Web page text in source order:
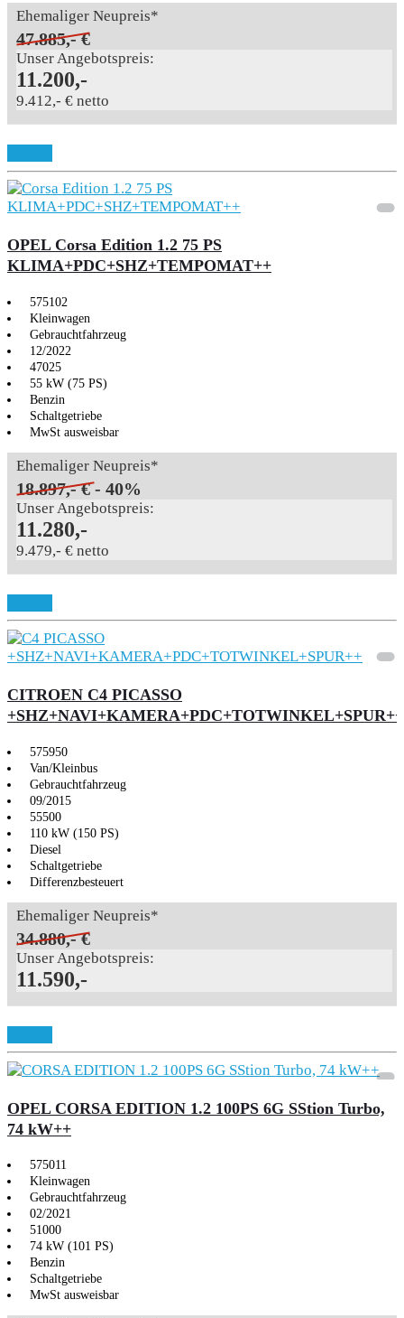
Ehemaliger Neupreis*
47.885,- €
Unser Angebotspreis:
11.200,-
9.412,- € netto
OPEL Corsa Edition 1.2 75 PS
KLIMA+PDC+SHZ+TEMPOMAT++
575102
Kleinwagen
Gebrauchtfahrzeug
12/2022
47025
55 kW (75 PS)
Benzin
Schaltgetriebe
MwSt ausweisbar
Ehemaliger Neupreis*
18.897,- € - 40%
Unser Angebotspreis:
11.280,-
9.479,- € netto
CITROEN C4 PICASSO
+SHZ+NAVI+KAMERA+PDC+TOTWINKEL+SPUR++
575950
Van/Kleinbus
Gebrauchtfahrzeug
09/2015
55500
110 kW (150 PS)
Diesel
Schaltgetriebe
Differenzbesteuert
Ehemaliger Neupreis*
34.880,- €
Unser Angebotspreis:
11.590,-
OPEL CORSA EDITION 1.2 100PS 6G SStion Turbo,
74 kW++
575011
Kleinwagen
Gebrauchtfahrzeug
02/2021
51000
74 kW (101 PS)
Benzin
Schaltgetriebe
MwSt ausweisbar